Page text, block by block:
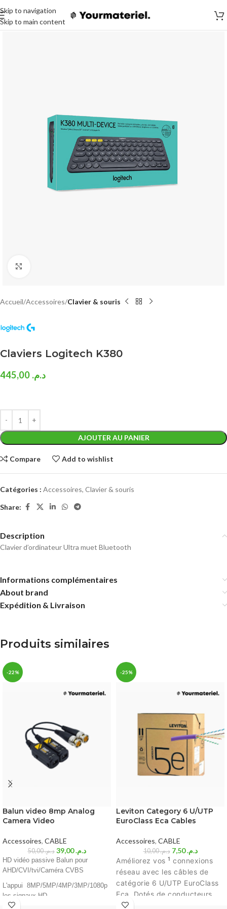
Skip to navigation
Skip to main content
Accueil Accessoires Clavier & souris
Claviers Logitech K380
د.م.
AJOUTER AU PANIER
Compare Add to wishlist
Catégories : Accessoires, Clavier & souris
Share:
Description
Clavier d’ordinateur Ultra muet Bluetooth
Informations complémentaires
About brand
Expédition & Livraison
Produits similaires
-22%
Balun video 8mp Analog
Camera Video
Accessoires, CABLE
د.م.50,00 د.م.39,00
HD vidéo passive Balun pour
AHD/CVI/tvi/Caméra CVBS
L'appui 8MP/5MP/4MP/3MP/1080p
les signaux HD
-25%
Leviton Category 6 U/UTP
EuroClass Eca Cables
Accessoires, CABLE
د.م.10,00 د.م.7,50
Améliorez vos 1 connexions
réseau avec les câbles de
catégorie 6 U/UTP EuroClass
Eca. Dotés de conducteurs
solides de calibre 24 AWG,